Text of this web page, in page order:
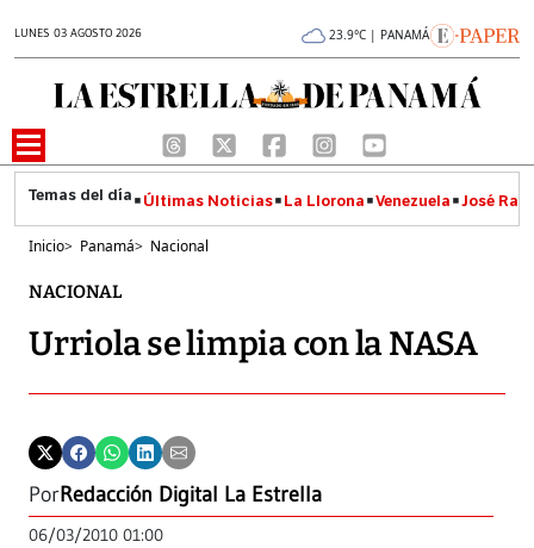
LUNES 03 AGOSTO 2026 23.9°C | PANAMÁ
Últimas Noticias La Llorona Venezuela José
Inicio> Panamá> Nacional
NACIONAL
Urriola se limpia con la NASA
PorRedacción Digital La Estrella
06/03/2010 01:00